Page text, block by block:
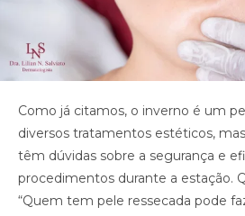
Como já citamos, o inverno é um
diversos tratamentos estéticos,
têm dúvidas sobre a segurança e
procedimentos durante a estação.
“Quem tem pele ressecada pode